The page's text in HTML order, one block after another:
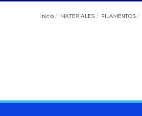
Inicio MATERIALES FILAMENTOS